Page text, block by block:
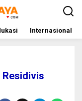
Internasional
Residivis